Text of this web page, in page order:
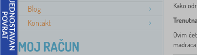
Blog
Kontakt
MOJ RAČUN
Kako
Ovim